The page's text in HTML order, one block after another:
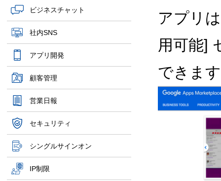
ビジネスチャット
社内SNS
アプリ開発
顧客管理
営業日報
セキュリティ
シングルサインオン
IP制限
アプリ
用可能]
できま